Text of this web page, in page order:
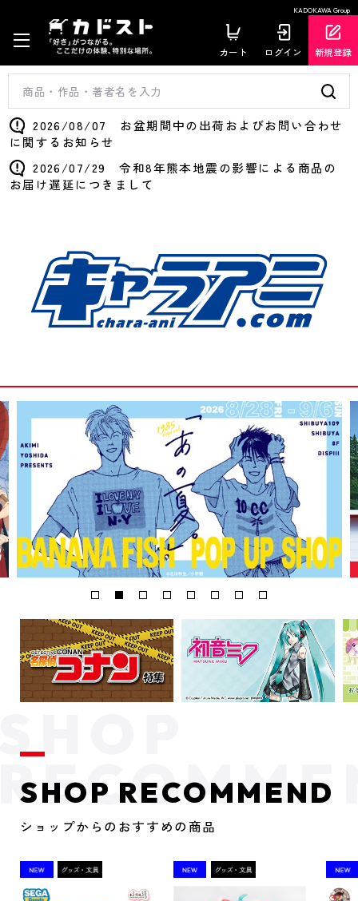
KADOKAWA Group
カート ログイン 新規登録
2026/08/07 お盆期間中の出荷およびお問い合わせ
に関するお知らせ
2026/07/29 令和8年熊本地震の影響による商品の
お届け遅延につきまして
SHOP RECOMMEND
ショップからのおすすめの商品